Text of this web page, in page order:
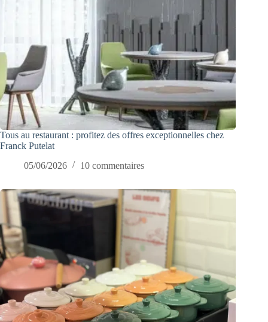
Tous au restaurant : profitez des offres exceptionnelles chez
Franck Putelat
05/06/2026
10 commentaires